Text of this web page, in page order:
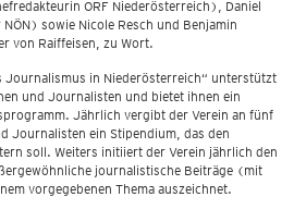
ORF Niederösterreich), Daniel
sowie Nicole Resch und Benjamin
von Raiffeisen, zu Wort.
Journalismus in Niederösterreich“ unterstützt
und Journalisten und bietet ihnen ein
Jährlich vergibt der Verein an fünf
Journalisten ein Stipendium, das den
soll. Weiters initiiert der Verein jährlich den
journalistische Beiträge (mit
vorgegebenen Thema auszeichnet.